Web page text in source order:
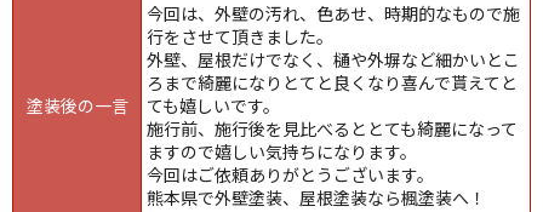
塗装後の一言
今回は、外壁の汚れ、色あせ、時期的なもので施
行をさせて頂きました。
外壁、屋根だけでなく、樋や外塀など細かいとこ
ろまで綺麗になりとてと良くなり喜んで貰えてと
ても嬉しいです。
施行前、施行後を見比べるととても綺麗になって
ますので嬉しい気持ちになります。
今回はご依頼ありがとうございます。
熊本県で外壁塗装、屋根塗装なら楓塗装へ！